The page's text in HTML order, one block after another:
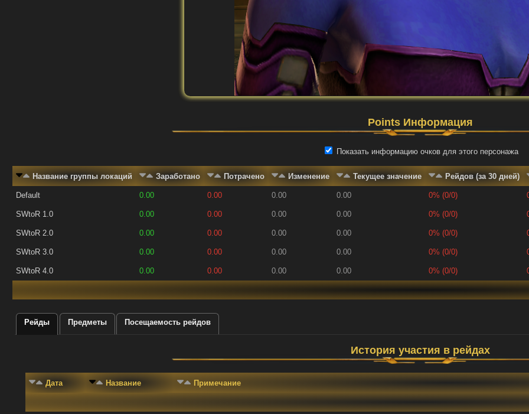
Points Информация
Показать информацию очков для этого персонажа
Название группы локаций Заработано Потрачено Изменение Текущее значение Рейдов (за 30 дней)
Default 0.00 0.00 0.00 0.00 0% (0/0)
SWtoR 1.0 0.00 0.00 0.00 0.00 0% (0/0)
SWtoR 2.0 0.00 0.00 0.00 0.00 0% (0/0)
SWtoR 3.0 0.00 0.00 0.00 0.00 0% (0/0)
SWtoR 4.0 0.00 0.00 0.00 0.00 0% (0/0)
Рейды Предметы Посещаемость рейдов
История участия в рейдах
Дата Название Примечание